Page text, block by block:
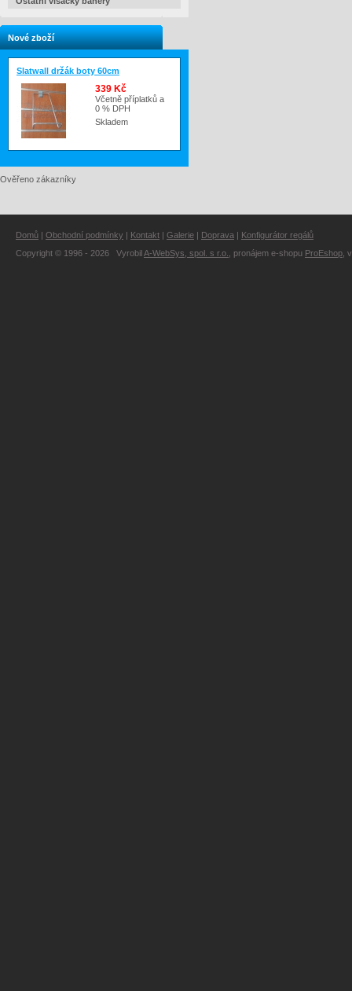
Nové zboží
Slatwall držák boty 60cm
339 Kč
Včetně příplatků a
0 % DPH
Skladem
Ověřeno zákazníky
Domů | Obchodní podmínky | Kontakt | Galerie | Doprava | Konfigurátor regálů
Copyright © 1996 - 2026 VyrobilA-WebSys, spol. s r.o. , pronájem e-shopu ProEshop ,